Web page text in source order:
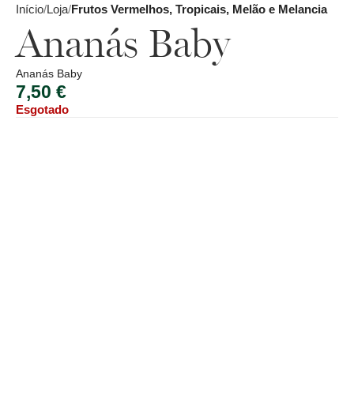
Início Loja Frutos Vermelhos, Tropicais, Melão e Melancia
Ananás Baby
Ananás Baby
7,50 €
Esgotado